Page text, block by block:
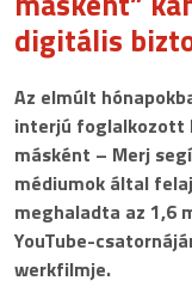
digitális
Az elmúlt
interjú foglalkozott
másként – Merj
médiumok által
meghaladta az 1,6
YouTube-
werkfilmje.